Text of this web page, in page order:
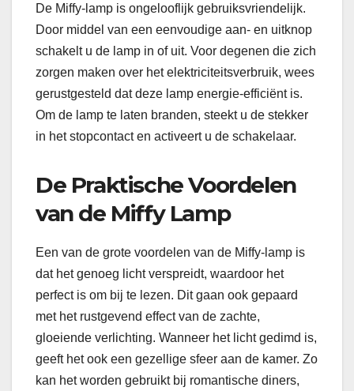
De Miffy-lamp is ongelooflijk gebruiksvriendelijk.
Door middel van een eenvoudige aan- en uitknop
schakelt u de lamp in of uit. Voor degenen die zich
zorgen maken over het elektriciteitsverbruik, wees
gerustgesteld dat deze lamp energie-efficiënt is.
Om de lamp te laten branden, steekt u de stekker
in het stopcontact en activeert u de schakelaar.
De Praktische Voordelen
van de Miffy Lamp
Een van de grote voordelen van de Miffy-lamp is
dat het genoeg licht verspreidt, waardoor het
perfect is om bij te lezen. Dit gaan ook gepaard
met het rustgevend effect van de zachte,
gloeiende verlichting. Wanneer het licht gedimd is,
geeft het ook een gezellige sfeer aan de kamer. Zo
kan het worden gebruikt bij romantische diners,